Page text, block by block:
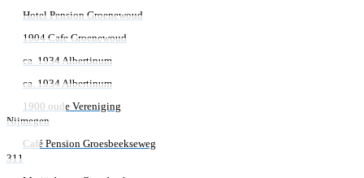
Hotel Pension Groenewoud
1904 Cafe Groenewoud
ca. 1934 Albertinum
ca. 1934 Albertinum
1900 oude Vereniging
Nijmegen
Café Pension Groesbeekseweg
311